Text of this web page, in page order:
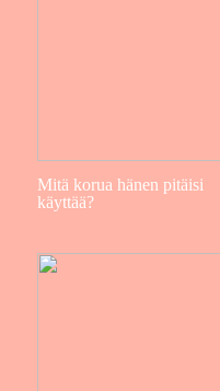
Mitä korua hänen pitäisi
käyttää?